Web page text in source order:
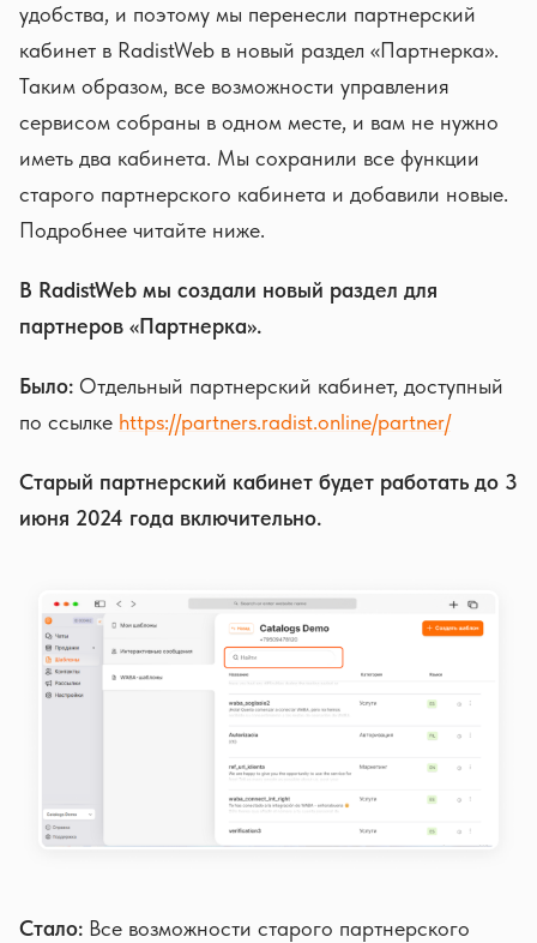
удобства, и поэтому мы перенесли партнерский
кабинет в RadistWeb в новый раздел «Партнерка».
Таким образом, все возможности управления
сервисом собраны в одном месте, и вам не нужно
иметь два кабинета. Мы сохранили все функции
старого партнерского кабинета и добавили новые.
Подробнее читайте ниже.
В RadistWeb мы создали новый раздел для
партнеров «Партнерка».
Было: Отдельный партнерский кабинет, доступный
по ссылке https://partners.radist.online/partner/
Старый партнерский кабинет будет работать до 3
июня 2024 года включительно.
Стало: Все возможности старого партнерского